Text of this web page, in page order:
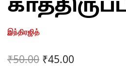
இந்திரஜித்
₹50.00 Original
₹45.00